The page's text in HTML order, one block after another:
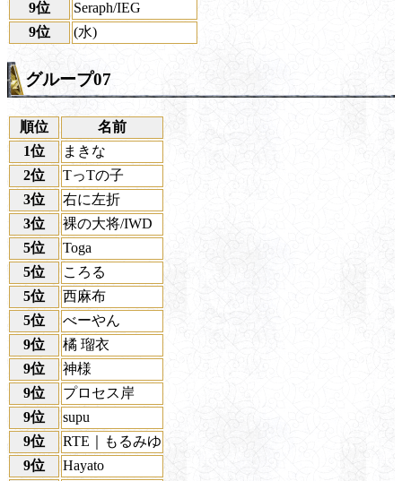
9位
Seraph/IEG
9位
(水)
グループ07
順位
名前
1位
まきな
2位
TっTの子
3位
右に左折
3位
裸の大将/IWD
5位
Toga
5位
ころる
5位
西麻布
5位
べーやん
9位
橘 瑠衣
9位
神様
9位
プロセス岸
9位
supu
9位
RTE｜もるみゆ
9位
Hayato